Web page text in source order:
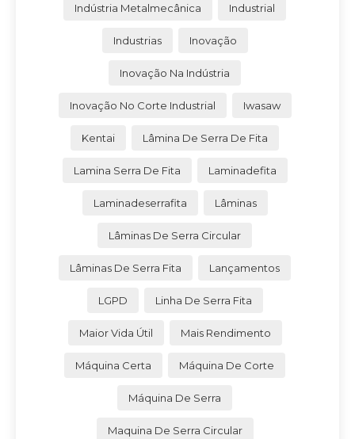
Indústria Metalmecânica Industrial
Industrias Inovação
Inovação Na Indústria
Inovação No Corte Industrial Iwasaw
Kentai Lâmina De Serra De Fita
Lamina Serra De Fita Laminadefita
Laminadeserrafita Lâminas
Lâminas De Serra Circular
Lâminas De Serra Fita Lançamentos
LGPD Linha De Serra Fita
Maior Vida Útil Mais Rendimento
Máquina Certa Máquina De Corte
Máquina De Serra
Maquina De Serra Circular